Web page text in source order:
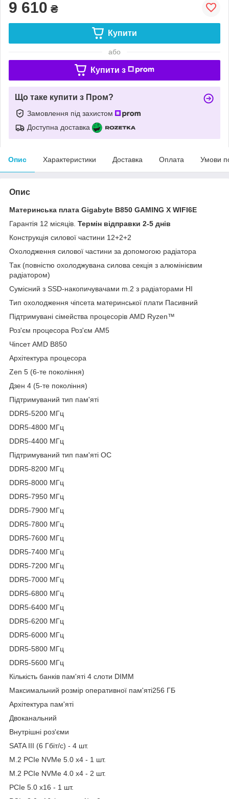
9 610 ₴
Купити
або
Купити з
Що таке купити з Пром?
Замовлення під захистом
Доступна доставка
Опис Характеристики Доставка Оплата Умови
Опис
Материнська плата Gigabyte B850 GAMING X WIFI6E
Гарантія 12 місяців. Термін відправки 2-5 днів
Конструкція силової частини 12+2+2
Охолодження силової частини за допомогою радіатора
Так (повністю охолоджувана силова секція з алюмінієвим
радіатором)
Сумісний з SSD-накопичувачами m.2 з радіаторами НІ
Тип охолодження чіпсета материнської плати Пасивний
Підтримувані сімейства процесорів AMD Ryzen™
Роз'єм процесора Роз'єм AM5
Чіпсет AMD B850
Архітектура процесора
Zen 5 (6-те покоління)
Дзен 4 (5-те покоління)
Підтримуваний тип пам'яті
DDR5-5200 МГц
DDR5-4800 МГц
DDR5-4400 МГц
Підтримуваний тип пам'яті OC
DDR5-8200 МГц
DDR5-8000 МГц
DDR5-7950 МГц
DDR5-7900 МГц
DDR5-7800 МГц
DDR5-7600 МГц
DDR5-7400 МГц
DDR5-7200 МГц
DDR5-7000 МГц
DDR5-6800 МГц
DDR5-6400 МГц
DDR5-6200 МГц
DDR5-6000 МГц
DDR5-5800 МГц
DDR5-5600 МГц
Кількість банків пам'яті 4 слоти DIMM
Максимальний розмір оперативної пам'яті256 ГБ
Архітектура пам'яті
Двоканальний
Внутрішні роз'єми
SATA III (6 Гбіт/с) - 4 шт.
M.2 PCIe NVMe 5.0 x4 - 1 шт.
M.2 PCIe NVMe 4.0 x4 - 2 шт.
PCIe 5.0 x16 - 1 шт.